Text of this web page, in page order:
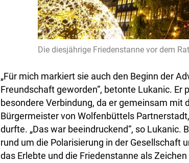
Die diesjährige Friedenstanne vor dem
„Für mich markiert sie auch den Beginn der
Freundschaft geworden“, betonte Lukanic. Er
besondere Verbindung, da er gemeinsam mit
Bürgermeister von Wolfenbüttels
durfte. „Das war beeindruckend“, so Lukanic.
rund um die Polarisierung in der Gesellschaft
das Erlebte und die Friedenstanne als